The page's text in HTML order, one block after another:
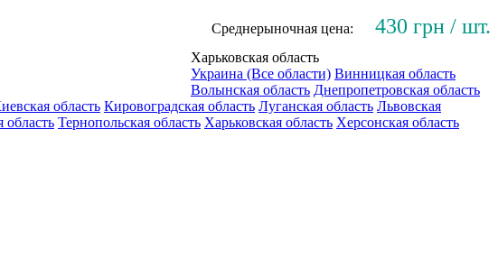
Среднерыночная цена: 430 грн / шт.
Харьковская область
Украина (Все области) Винницкая область
Волынская область Днепропетровская область
область Кировоградская область Луганская область Львовская
область Тернопольская область Харьковская область Херсонская область